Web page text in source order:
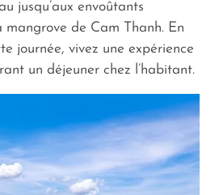
jusqu’aux envoûtants
mangrove de Cam Thanh. En
journée, vivez une expérience
un déjeuner chez l’habitant.